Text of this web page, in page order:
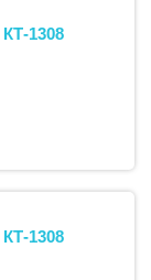
КТ-1308
КТ-1308